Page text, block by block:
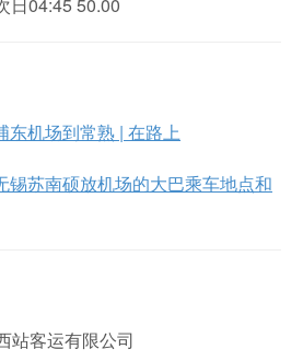
东机场到常熟 | 在路上
锡苏南硕放机场的大巴乘车地点和
站客运有限公司